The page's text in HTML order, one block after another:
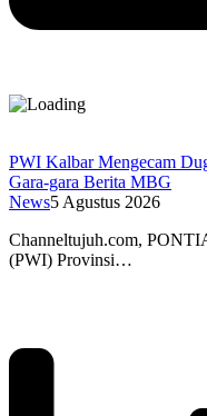
PWI Kalbar Mengecam
Gara-gara Berita MBG
News5 Agustus 2026
Channeltujuh.com,
(PWI) Provinsi…